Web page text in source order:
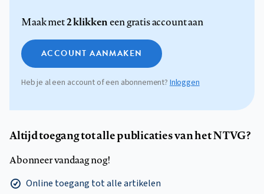
Maak met2 klikkeneen gratis account aan
ACCOUNT AANMAKEN
Heb je al een account of een abonnement?Inloggen
Altijd toegang tot alle publicaties van het NTVG?
Abonneer vandaag nog!
Online toegang tot alle artikelen